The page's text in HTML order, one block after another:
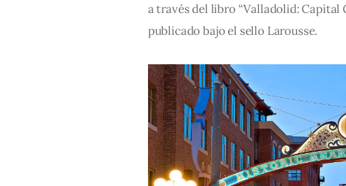
a través del libro “Valladolid: Capital
publicado bajo el sello Larousse.